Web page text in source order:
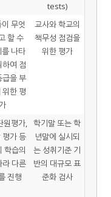
tests)
무엇
할 수
나타
하여 점
급을 부
위한 평
가
교사와 학교의
책무성 점검을
위한 평가
원평가,
평가 등
학습의
라 다른
진행
학기말 또는 학
년말에 실시되
는 성취기준 기
반의 대규모 표
준화 검사